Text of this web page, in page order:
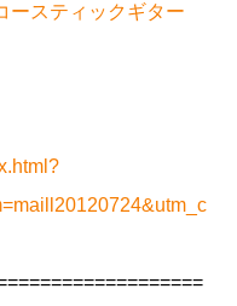
ースティックギター